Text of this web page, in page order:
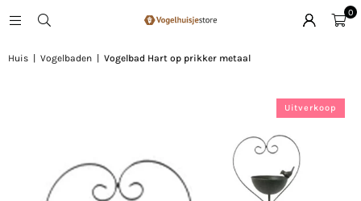
0
Huis Vogelbaden Vogelbad Hart op prikker metaal
Uitverkoop